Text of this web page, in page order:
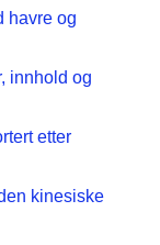
havre og
innhold og
etter
kinesiske